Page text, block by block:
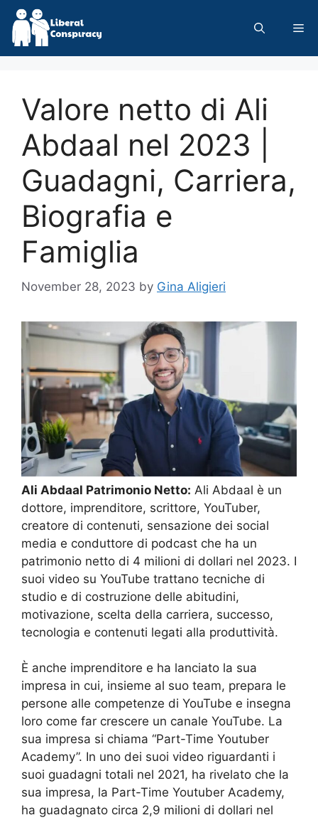
Skip
content
Valore netto di Ali
Abdaal nel 2023 |
Guadagni, Carriera,
Biografia e
Famiglia
November 28, 2023 by Gina Aligieri
Ali Abdaal Patrimonio Netto: Ali Abdaal è un
dottore, imprenditore, scrittore, YouTuber,
creatore di contenuti, sensazione dei social
media e conduttore di podcast che ha un
patrimonio netto di 4 milioni di dollari nel 2023. I
suoi video su YouTube trattano tecniche di
studio e di costruzione delle abitudini,
motivazione, scelta della carriera, successo,
tecnologia e contenuti legati alla produttività.
È anche imprenditore e ha lanciato la sua
impresa in cui, insieme al suo team, prepara le
persone alle competenze di YouTube e insegna
loro come far crescere un canale YouTube. La
sua impresa si chiama “Part-Time Youtuber
Academy”. In uno dei suoi video riguardanti i
suoi guadagni totali nel 2021, ha rivelato che la
sua impresa, la Part-Time Youtuber Academy,
ha guadagnato circa 2,9 milioni di dollari nel